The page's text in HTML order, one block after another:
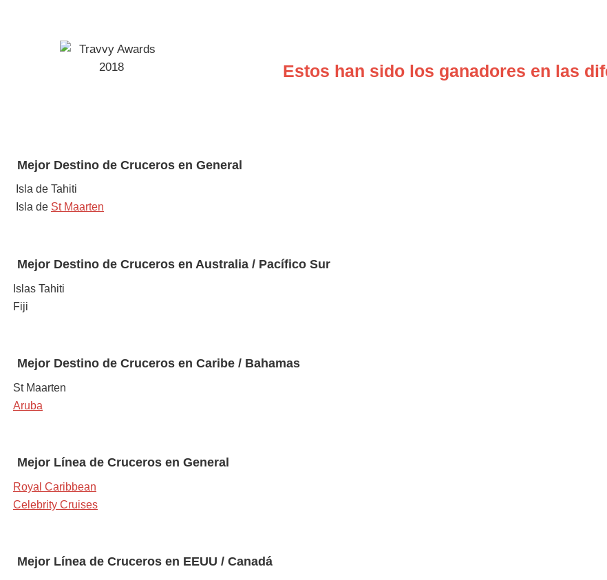
Estos han sido los ganadores en las
Mejor Destino de Cruceros en General
Isla de Tahiti
Isla de St Maarten
Mejor Destino de Cruceros en Australia / Pacífico Sur
Islas Tahiti
Fiji
Mejor Destino de Cruceros en Caribe / Bahamas
St Maarten
Aruba
Mejor Línea de Cruceros en General
Royal Caribbean
Celebrity Cruises
Mejor Línea de Cruceros en EEUU / Canadá